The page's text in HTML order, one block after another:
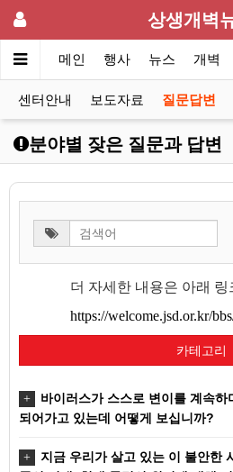
상생개벽
메인 행사 뉴스 개벽
센터안내 보도자료 질문답변
분야별 잦은 질문과 답변
더 자세한 내용은 아래 링
https://welcome.jsd.or.kr/
카테고리
바이러스가 스스로 변이를 계속하
되어가고 있는데 어떻게 보십니까?
지금 우리가 살고 있는 이 불안한